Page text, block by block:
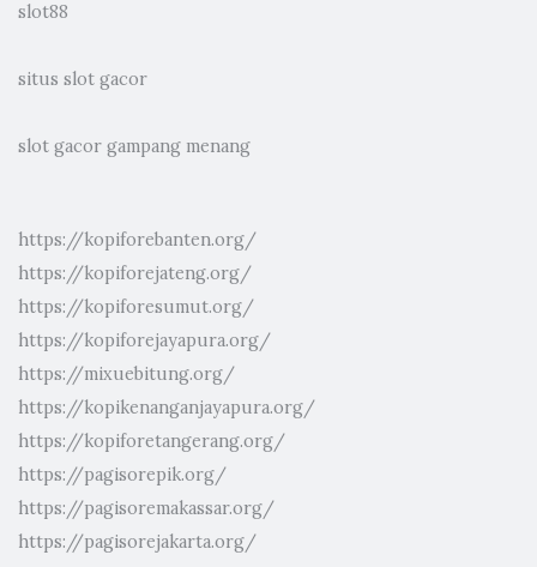
slot88
situs slot gacor
slot gacor gampang menang
https://kopiforebanten.org/
https://kopiforejateng.org/
https://kopiforesumut.org/
https://kopiforejayapura.org/
https://mixuebitung.org/
https://kopikenanganjayapura.org/
https://kopiforetangerang.org/
https://pagisorepik.org/
https://pagisoremakassar.org/
https://pagisorejakarta.org/